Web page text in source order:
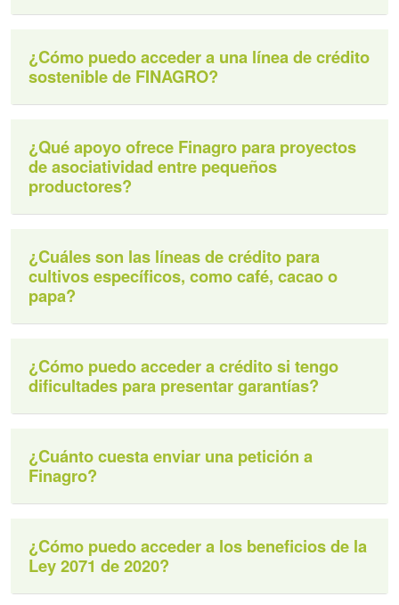
¿Cómo puedo acceder a una línea de crédito
sostenible de FINAGRO?
¿Qué apoyo ofrece Finagro para proyectos
de asociatividad entre pequeños
productores?
¿Cuáles son las líneas de crédito para
cultivos específicos, como café, cacao o
papa?
¿Cómo puedo acceder a crédito si tengo
dificultades para presentar garantías?
¿Cuánto cuesta enviar una petición a
Finagro?
¿Cómo puedo acceder a los beneficios de la
Ley 2071 de 2020?